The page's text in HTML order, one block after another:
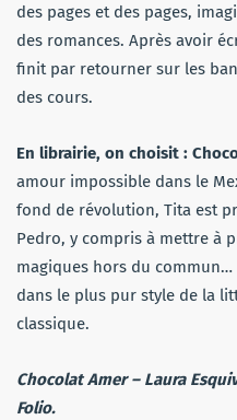
des pages et des pages,
des romances. Après avoir
finit par retourner sur les
des cours.
En librairie, on choisit :
amour impossible dans le
fond de révolution, Tita est
Pedro, y compris à mettre à
magiques hors du commun…
dans le plus pur style de la
classique.
Chocolat Amer– Laura
Folio.